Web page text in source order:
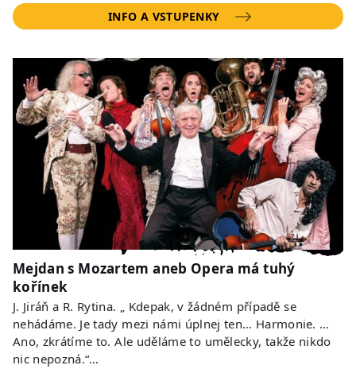
INFO A VSTUPENKY
Mejdan s Mozartem aneb Opera má tuhý
kořínek
J. Jiráň a R. Rytina. „ Kdepak, v žádném případě se
nehádáme. Je tady mezi námi úplnej ten… Harmonie. …
Ano, zkrátíme to. Ale uděláme to umělecky, takže nikdo
nic nepozná.“…